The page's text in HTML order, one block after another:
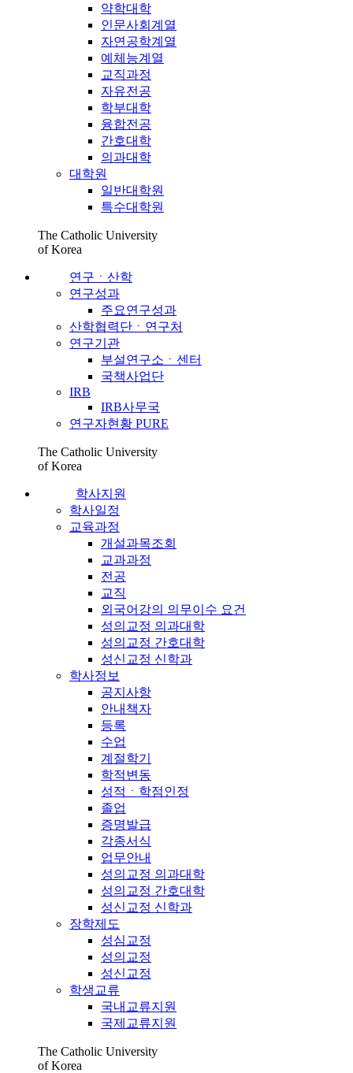
약학대학
인문사회계열
자연공학계열
예체능계열
교직과정
자유전공
학부대학
융합전공
간호대학
의과대학
대학원
일반대학원
특수대학원
The Catholic University
of Korea
연구ㆍ산학
연구성과
주요연구성과
산학협력단ㆍ연구처
연구기관
부설연구소ㆍ센터
국책사업단
IRB
IRB사무국
연구자현황 PURE
The Catholic University
of Korea
학사지원
학사일정
교육과정
개설과목조회
교과과정
전공
교직
외국어강의 의무이수 요건
성의교정 의과대학
성의교정 간호대학
성신교정 신학과
학사정보
공지사항
안내책자
등록
수업
계절학기
학적변동
성적ㆍ학점인정
졸업
증명발급
각종서식
업무안내
성의교정 의과대학
성의교정 간호대학
성신교정 신학과
장학제도
성심교정
성의교정
성신교정
학생교류
국내교류지원
국제교류지원
The Catholic University
of Korea